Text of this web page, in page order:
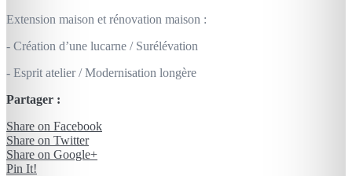
Extension maison et rénovation maison :
- Création d’une lucarne / Surélévation
- Esprit atelier / Modernisation longère
Partager :
Share on Facebook
Share on Twitter
Share on Google+
Pin It!